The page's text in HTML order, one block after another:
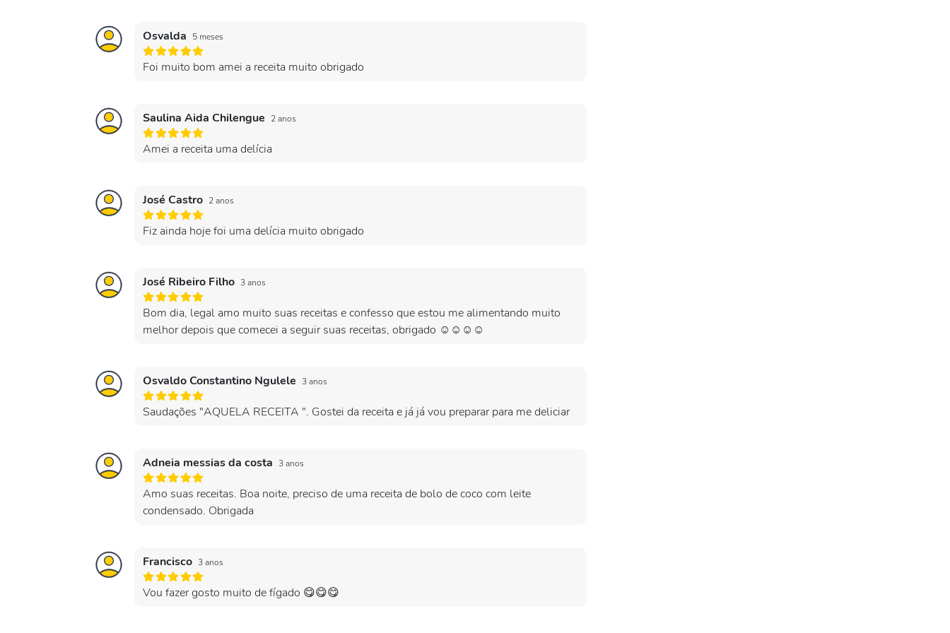
Osvalda 5 meses
Foi muito bom amei a receita muito obrigado
Saulina Aida Chilengue 2 anos
Amei a receita uma delícia
José Castro 2 anos
Fiz ainda hoje foi uma delícia muito obrigado
José Ribeiro Filho 3 anos
Bom dia, legal amo muito suas receitas e confesso que estou me alimentando muito
melhor depois que comecei a seguir suas receitas, obrigado ☺️☺️☺️☺️
Osvaldo Constantino Ngulele 3 anos
Saudações "AQUELA RECEITA ". Gostei da receita e já já vou preparar para me deliciar
Adneia messias da costa 3 anos
Amo suas receitas. Boa noite, preciso de uma receita de bolo de coco com leite
condensado. Obrigada
Francisco 3 anos
Vou fazer gosto muito de fígado 😋😋😋